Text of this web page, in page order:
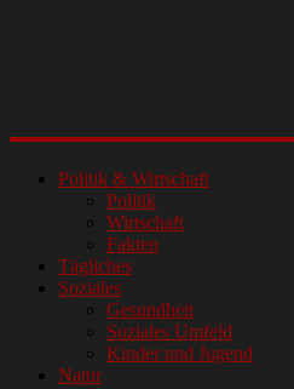
Politik & Wirtschaft
Politik
Wirtschaft
Fakten
Tägliches
Soziales
Gesundheit
Soziales Umfeld
Kinder und Jugend
Natur